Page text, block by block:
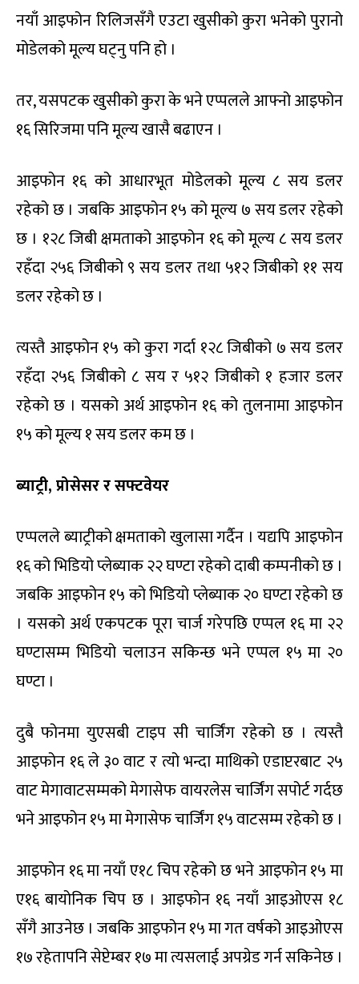
नयाँ आइफोन रिलिजसँगै एउटा खुसीको कुरा भनेको पुरानो
मोडेलको मूल्य घट्नु पनि हो ।
तर, यसपटक खुसीको कुरा के भने एप्पलले आफ्नो आइफोन
१६ सिरिजमा पनि मूल्य खासै बढाएन ।
आइफोन १६ को आधारभूत मोडेलको मूल्य ८ सय डलर
रहेको छ । जबकि आइफोन १५ को मूल्य ७ सय डलर रहेको
छ । १२८ जिबी क्षमताको आइफोन १६ को मूल्य ८ सय डलर
रहँदा २५६ जिबीको ९ सय डलर तथा ५१२ जिबीको ११ सय
डलर रहेको छ ।
त्यस्तै आइफोन १५ को कुरा गर्दा १२८ जिबीको ७ सय डलर
रहँदा २५६ जिबीको ८ सय र ५१२ जिबीको १ हजार डलर
रहेको छ । यसको अर्थ आइफोन १६ को तुलनामा आइफोन
१५ को मूल्य १ सय डलर कम छ ।
ब्याट्री, प्रोसेसर र सफ्टवेयर
एप्पलले ब्याट्रीको क्षमताको खुलासा गर्दैन । यद्यपि आइफोन
१६ को भिडियो प्लेब्याक २२ घण्टा रहेको दाबी कम्पनीको छ ।
जबकि आइफोन १५ को भिडियो प्लेब्याक २० घण्टा रहेको छ
। यसको अर्थ एकपटक पूरा चार्ज गरेपछि एप्पल १६ मा २२
घण्टासम्म भिडियो चलाउन सकिन्छ भने एप्पल १५ मा २०
घण्टा ।
दुबै फोनमा युएसबी टाइप सी चार्जिंग रहेको छ । त्यस्तै
आइफोन १६ ले ३० वाट र त्यो भन्दा माथिको एडाप्टरबाट २५
वाट मेगावाटसम्मको मेगासेफ वायरलेस चार्जिंग सपोर्ट गर्दछ
भने आइफोन १५ मा मेगासेफ चार्जिंग १५ वाटसम्म रहेको छ ।
आइफोन १६ मा नयाँ ए१८ चिप रहेको छ भने आइफोन १५ मा
ए१६ बायोनिक चिप छ । आइफोन १६ नयाँ आइओएस १८
सँगै आउनेछ । जबकि आइफोन १५ मा गत वर्षको आइओएस
१७ रहेतापनि सेप्टेम्बर १७ मा त्यसलाई अपग्रेड गर्न सकिनेछ ।